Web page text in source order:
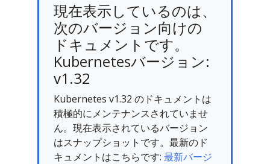
現在表示しているのは、
次のバージョン向けの
ドキュメントです。
Kubernetesバージョン:
v1.32
Kubernetes v1.32 のドキュメントは
積極的にメンテナンスされていませ
ん。現在表示されているバージョン
はスナップショットです。最新のド
キュメントはこちらです: 最新バージ